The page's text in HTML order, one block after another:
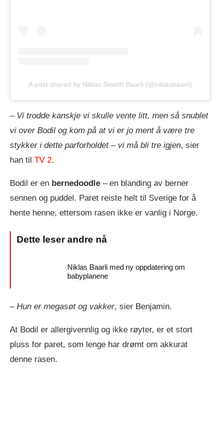
A post shared by Niklas Silseth Baarli (@niklasbaarli)
– Vi trodde kanskje vi skulle vente litt, men så snublet
vi over Bodil og kom på at vi er jo ment å være tre
stykker i dette parforholdet – vi må bli tre igjen, sier
han til TV 2.
Bodil er en bernedoodle – en blanding av berner
sennen og puddel. Paret reiste helt til Sverige for å
hente henne, ettersom rasen ikke er vanlig i Norge.
Niklas Baarli med ny oppdatering om
babyplanene
– Hun er megasøt og vakker, sier Benjamin.
At Bodil er allergivennlig og ikke røyter, er et stort
pluss for paret, som lenge har drømt om akkurat
denne rasen.